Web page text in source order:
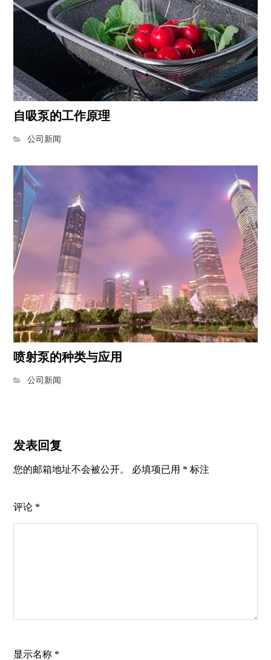
自吸泵的工作原理
公司新闻
喷射泵的种类与应用
公司新闻
发表回复
您的邮箱地址不会被公开。 必填项已用 * 标注
评论 *
显示名称 *